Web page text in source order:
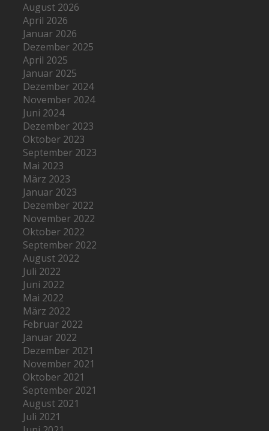
August 2026
April 2026
Januar 2026
Dezember 2025
April 2025
Januar 2025
Dezember 2024
November 2024
Juni 2024
Dezember 2023
Oktober 2023
September 2023
Mai 2023
März 2023
Januar 2023
Dezember 2022
November 2022
Oktober 2022
September 2022
August 2022
Juli 2022
Juni 2022
Mai 2022
März 2022
Februar 2022
Januar 2022
Dezember 2021
November 2021
Oktober 2021
September 2021
August 2021
Juli 2021